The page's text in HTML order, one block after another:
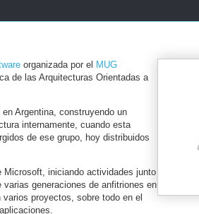
organizada por el MUG
de las Arquitecturas Orientadas a
Argentina, construyendo un
internamente, cuando esta
de ese grupo, hoy distribuidos
Microsoft, iniciando actividades junto
generaciones de anfitriones en
proyectos, sobre todo en el